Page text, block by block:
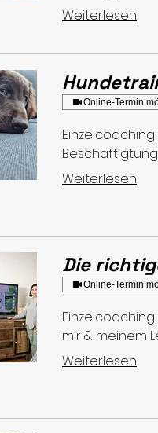
Weiterlesen
Online-Termin
Weiterlesen
Die
Online-Termin
mir & meinem
Weiterlesen